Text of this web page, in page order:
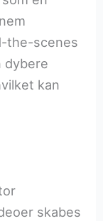
the-scenes
dybere
kan
skabes